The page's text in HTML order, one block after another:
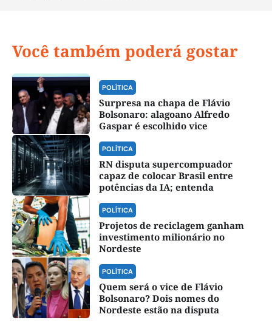
Você também poderá gostar
POLÍTICA
Surpresa na chapa de Flávio
Bolsonaro: alagoano Alfredo
Gaspar é escolhido vice
POLÍTICA
RN disputa supercompuador
capaz de colocar Brasil entre
potências da IA; entenda
POLÍTICA
Projetos de reciclagem ganham
investimento milionário no
Nordeste
POLÍTICA
Quem será o vice de Flávio
Bolsonaro? Dois nomes do
Nordeste estão na disputa